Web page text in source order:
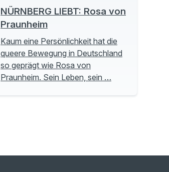
NÜRNBERG LIEBT: Rosa von
Praunheim
Kaum eine Persönlichkeit hat die
queere Bewegung in Deutschland
so geprägt wie Rosa von
Praunheim. Sein Leben, sein …